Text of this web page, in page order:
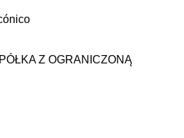
Z OGRANICZONĄ